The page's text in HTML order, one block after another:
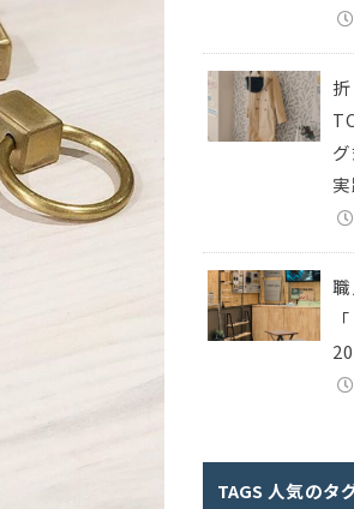
TAGS 人気のタ